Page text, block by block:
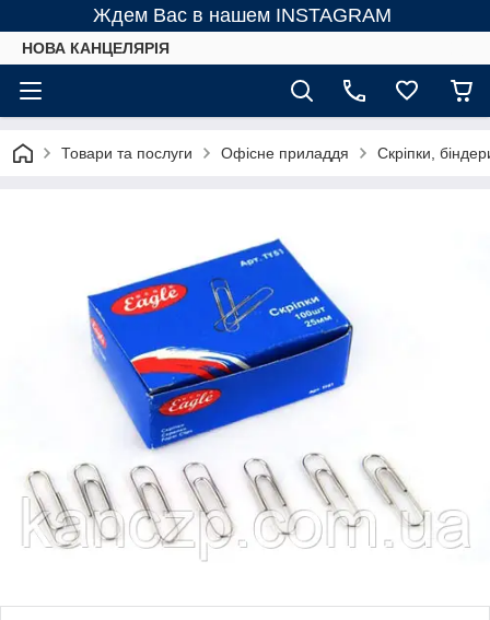
Ждем Вас в нашем INSTAGRAM
НОВА КАНЦЕЛЯРІЯ
Товари та послуги Офісне приладдя Скріпки,